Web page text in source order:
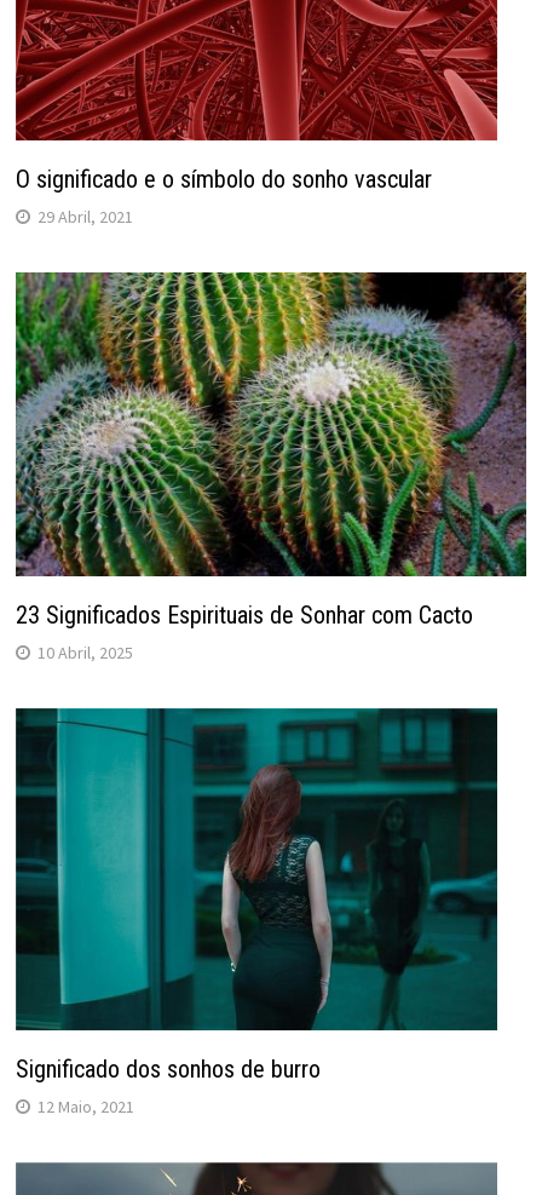
O significado e o símbolo do sonho vascular
29 Abril, 2021
23 Significados Espirituais de Sonhar com Cacto
10 Abril, 2025
Significado dos sonhos de burro
12 Maio, 2021